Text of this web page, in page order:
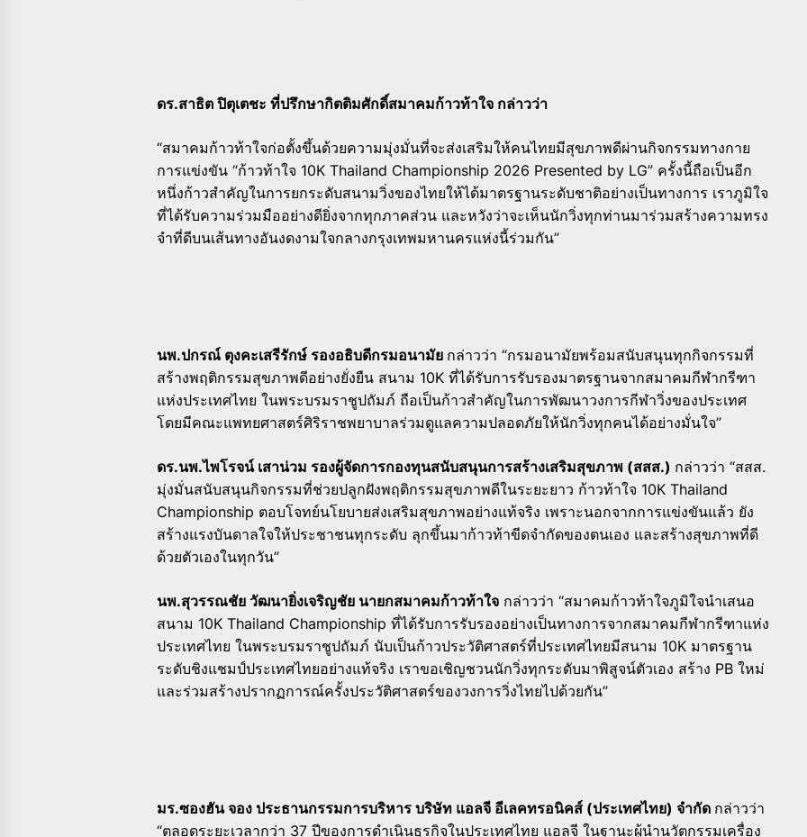
ดร.สาธิต ปิตุเตชะ ที่ปรึกษากิตติมศักดิ์สมาคมก้าวท้าใจ กล่าวว่า
“สมาคมก้าวท้าใจก่อตั้งขึ้นด้วยความมุ่งมั่นที่จะส่งเสริมให้คนไทยมีสุขภาพดีผ่านกิจกรรมทางกาย
การแข่งขัน “ก้าวท้าใจ 10K Thailand Championship 2026 Presented by LG” ครั้งนี้ถือเป็นอีก
หนึ่งก้าวสำคัญในการยกระดับสนามวิ่งของไทยให้ได้มาตรฐานระดับชาติอย่างเป็นทางการ เราภูมิใจ
ที่ได้รับความร่วมมืออย่างดียิ่งจากทุกภาคส่วน และหวังว่าจะเห็นนักวิ่งทุกท่านมาร่วมสร้างความทรง
จำที่ดีบนเส้นทางอันงดงามใจกลางกรุงเทพมหานครแห่งนี้ร่วมกัน”
นพ.ปกรณ์ ตุงคะเสรีรักษ์ รองอธิบดีกรมอนามัย กล่าวว่า “กรมอนามัยพร้อมสนับสนุนทุกกิจกรรมที่
สร้างพฤติกรรมสุขภาพดีอย่างยั่งยืน สนาม 10K ที่ได้รับการรับรองมาตรฐานจากสมาคมกีฬากรีฑา
แห่งประเทศไทย ในพระบรมราชูปถัมภ์ ถือเป็นก้าวสำคัญในการพัฒนาวงการกีฬาวิ่งของประเทศ
โดยมีคณะแพทยศาสตร์ศิริราชพยาบาลร่วมดูแลความปลอดภัยให้นักวิ่งทุกคนได้อย่างมั่นใจ”
ดร.นพ.ไพโรจน์ เสาน่วม รองผู้จัดการกองทุนสนับสนุนการสร้างเสริมสุขภาพ (สสส.) กล่าวว่า “สสส.
มุ่งมั่นสนับสนุนกิจกรรมที่ช่วยปลูกฝังพฤติกรรมสุขภาพดีในระยะยาว ก้าวท้าใจ 10K Thailand
Championship ตอบโจทย์นโยบายส่งเสริมสุขภาพอย่างแท้จริง เพราะนอกจากการแข่งขันแล้ว ยัง
สร้างแรงบันดาลใจให้ประชาชนทุกระดับ ลุกขึ้นมาก้าวท้าขีดจำกัดของตนเอง และสร้างสุขภาพที่ดี
ด้วยตัวเองในทุกวัน”
นพ.สุวรรณชัย วัฒนายิ่งเจริญชัย นายกสมาคมก้าวท้าใจ กล่าวว่า “สมาคมก้าวท้าใจภูมิใจนำเสนอ
สนาม 10K Thailand Championship ที่ได้รับการรับรองอย่างเป็นทางการจากสมาคมกีฬากรีฑาแห่ง
ประเทศไทย ในพระบรมราชูปถัมภ์ นับเป็นก้าวประวัติศาสตร์ที่ประเทศไทยมีสนาม 10K มาตรฐาน
ระดับชิงแชมป์ประเทศไทยอย่างแท้จริง เราขอเชิญชวนนักวิ่งทุกระดับมาพิสูจน์ตัวเอง สร้าง PB ใหม่
และร่วมสร้างปรากฏการณ์ครั้งประวัติศาสตร์ของวงการวิ่งไทยไปด้วยกัน”
มร.ซองฮัน จอง ประธานกรรมการบริหาร บริษัท แอลจี อีเลคทรอนิคส์ (ประเทศไทย) จำกัด กล่าวว่า
“ตลอดระยะเวลากว่า 37 ปีของการดำเนินธุรกิจในประเทศไทย แอลจี ในฐานะผู้นำนวัตกรรมเครื่อง